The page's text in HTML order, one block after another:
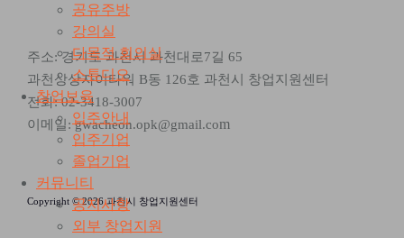
공유주방
강의실
다목적 회의실
스튜디오
창업보육
입주안내
입주기업
졸업기업
커뮤니티
공지사항
외부 창업지원
주소: 경기도 과천시 과천대로7길 65
과천상상자이타워 B동 126호 과천시 창업지원센터
전화: 02-3418-3007
이메일: gwacheon.opk@gmail.com
Copyright © 2026 과천시 창업지원센터